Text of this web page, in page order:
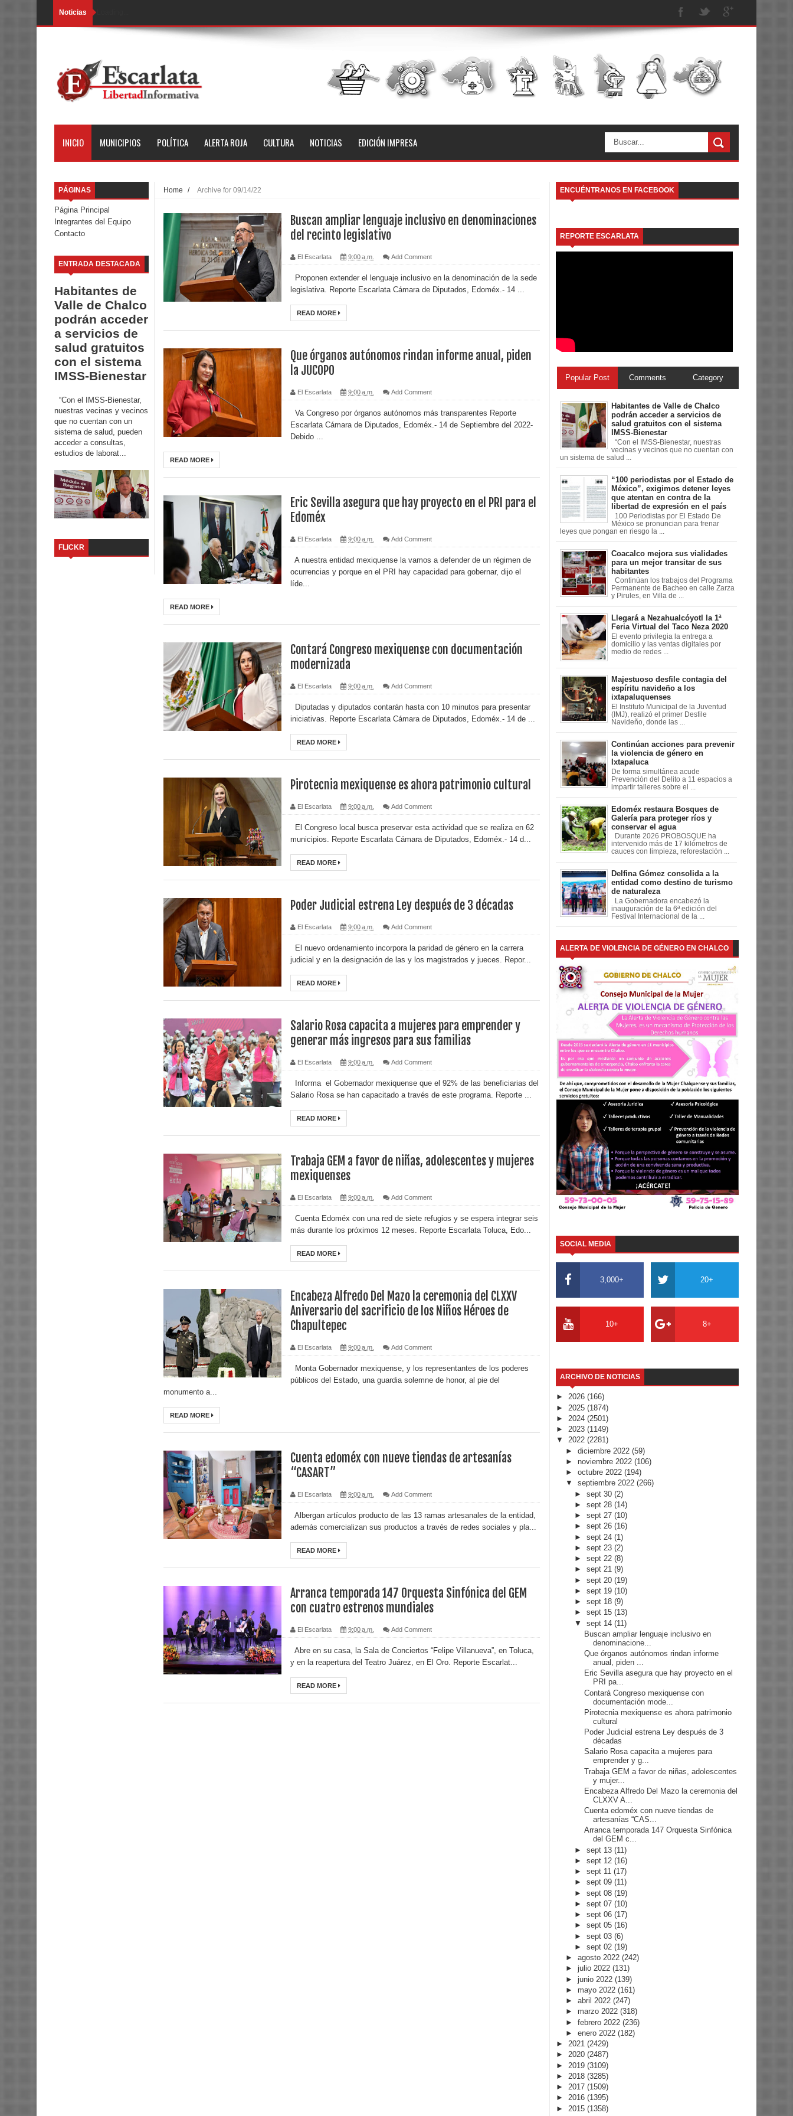
Noticias
INICIO MUNICIPIOS POLÍTICA ALERTA ROJA CULTURA NOTICIAS EDICIÓN IMPRESA
PÁGINAS
Página Principal
Integrantes del Equipo
Contacto
ENTRADA DESTACADA
Habitantes de
Valle de Chalco
podrán acceder
a servicios de
salud gratuitos
con el sistema
IMSS-Bienestar
“Con el IMSS-Bienestar,
nuestras vecinas y vecinos
que no cuentan con un
sistema de salud, pueden
acceder a consultas,
estudios de laborat...
FLICKR
Home / Archive for 09/14/22
Buscan ampliar lenguaje inclusivo en denominaciones
del recinto legislativo
El Escarlata 9:00 a.m. Add Comment
Proponen extender el lenguaje inclusivo en la denominación de la sede
legislativa. Reporte Escarlata Cámara de Diputados, Edoméx.- 14 ...
READ MORE
Que órganos autónomos rindan informe anual, piden
la JUCOPO
El Escarlata 9:00 a.m. Add Comment
Va Congreso por órganos autónomos más transparentes Reporte
Escarlata Cámara de Diputados, Edoméx.- 14 de Septiembre del 2022-
Debido ...
READ MORE
Eric Sevilla asegura que hay proyecto en el PRI para el
Edoméx
El Escarlata 9:00 a.m. Add Comment
A nuestra entidad mexiquense la vamos a defender de un régimen de
ocurrencias y porque en el PRI hay capacidad para gobernar, dijo el
líde...
READ MORE
Contará Congreso mexiquense con documentación
modernizada
El Escarlata 9:00 a.m. Add Comment
Diputadas y diputados contarán hasta con 10 minutos para presentar
iniciativas. Reporte Escarlata Cámara de Diputados, Edoméx.- 14 de ...
READ MORE
Pirotecnia mexiquense es ahora patrimonio cultural
El Escarlata 9:00 a.m. Add Comment
El Congreso local busca preservar esta actividad que se realiza en 62
municipios. Reporte Escarlata Cámara de Diputados, Edoméx.- 14 d...
READ MORE
Poder Judicial estrena Ley después de 3 décadas
El Escarlata 9:00 a.m. Add Comment
El nuevo ordenamiento incorpora la paridad de género en la carrera
judicial y en la designación de las y los magistrados y jueces. Repor...
READ MORE
Salario Rosa capacita a mujeres para emprender y
generar más ingresos para sus familias
El Escarlata 9:00 a.m. Add Comment
Informa el Gobernador mexiquense que el 92% de las beneficiarias del
Salario Rosa se han capacitado a través de este programa. Reporte ...
READ MORE
Trabaja GEM a favor de niñas, adolescentes y mujeres
mexiquenses
El Escarlata 9:00 a.m. Add Comment
Cuenta Edoméx con una red de siete refugios y se espera integrar seis
más durante los próximos 12 meses. Reporte Escarlata Toluca, Edo...
READ MORE
Encabeza Alfredo Del Mazo la ceremonia del CLXXV
Aniversario del sacrificio de los Niños Héroes de
Chapultepec
El Escarlata 9:00 a.m. Add Comment
Monta Gobernador mexiquense, y los representantes de los poderes
públicos del Estado, una guardia solemne de honor, al pie del
monumento a...
READ MORE
Cuenta edoméx con nueve tiendas de artesanías
“CASART”
El Escarlata 9:00 a.m. Add Comment
Albergan artículos producto de las 13 ramas artesanales de la entidad,
además comercializan sus productos a través de redes sociales y pla...
READ MORE
Arranca temporada 147 Orquesta Sinfónica del GEM
con cuatro estrenos mundiales
El Escarlata 9:00 a.m. Add Comment
Abre en su casa, la Sala de Conciertos “Felipe Villanueva”, en Toluca,
y en la reapertura del Teatro Juárez, en El Oro. Reporte Escarlat...
READ MORE
ENCUÉNTRANOS EN FACEBOOK
REPORTE ESCARLATA
Popular Post Comments Category
Habitantes de Valle de Chalco
podrán acceder a servicios de
salud gratuitos con el sistema
IMSS-Bienestar
“Con el IMSS-Bienestar, nuestras
vecinas y vecinos que no cuentan con
un sistema de salud ...
“100 periodistas por el Estado de
México”, exigimos detener leyes
que atentan en contra de la
libertad de expresión en el país
100 Periodistas por El Estado De
México se pronuncian para frenar
leyes que pongan en riesgo la ...
Coacalco mejora sus vialidades
para un mejor transitar de sus
habitantes
Continúan los trabajos del Programa
Permanente de Bacheo en calle Zarza
y Pirules, en Villa de ...
Llegará a Nezahualcóyotl la 1ª
Feria Virtual del Taco Neza 2020
El evento privilegia la entrega a
domicilio y las ventas digitales por
medio de redes ...
Majestuoso desfile contagia del
espíritu navideño a los
ixtapaluquenses
El Instituto Municipal de la Juventud
(IMJ), realizó el primer Desfile
Navideño, donde las ...
Continúan acciones para prevenir
la violencia de género en
Ixtapaluca
De forma simultánea acude
Prevención del Delito a 11 espacios a
impartir talleres sobre el ...
Edoméx restaura Bosques de
Galería para proteger ríos y
conservar el agua
Durante 2026 PROBOSQUE ha
intervenido más de 17 kilómetros de
cauces con limpieza, reforestación ...
Delfina Gómez consolida a la
entidad como destino de turismo
de naturaleza
La Gobernadora encabezó la
inauguración de la 6ª edición del
Festival Internacional de la ...
ALERTA DE VIOLENCIA DE GÉNERO EN CHALCO
SOCIAL MEDIA
3,000+ 20+
10+ 8+
ARCHIVO DE NOTICIAS
► 2026 (166)
► 2025 (1874)
► 2024 (2501)
► 2023 (1149)
▼ 2022 (2281)
► diciembre 2022 (59)
► noviembre 2022 (106)
► octubre 2022 (194)
▼ septiembre 2022 (266)
►sept 30(2)
►sept 28(14)
►sept 27(10)
►sept 26(16)
►sept 24(1)
►sept 23(2)
►sept 22(8)
►sept 21(9)
►sept 20(19)
►sept 19(10)
►sept 18(9)
►sept 15(13)
▼sept 14(11)
Buscan ampliar lenguaje inclusivo en
denominacione...
Que órganos autónomos rindan informe
anual, piden ...
Eric Sevilla asegura que hay proyecto en el
PRI pa...
Contará Congreso mexiquense con
documentación mode...
Pirotecnia mexiquense es ahora patrimonio
cultural
Poder Judicial estrena Ley después de 3
décadas
Salario Rosa capacita a mujeres para
emprender y g...
Trabaja GEM a favor de niñas, adolescentes
y mujer...
Encabeza Alfredo Del Mazo la ceremonia del
CLXXV A...
Cuenta edoméx con nueve tiendas de
artesanías “CAS...
Arranca temporada 147 Orquesta Sinfónica
del GEM c...
►sept 13(11)
►sept 12(16)
►sept 11(17)
►sept 09(11)
►sept 08(19)
►sept 07(10)
►sept 06(17)
►sept 05(16)
►sept 03(6)
►sept 02(19)
► agosto 2022 (242)
► julio 2022 (131)
► junio 2022 (139)
► mayo 2022 (161)
► abril 2022 (247)
► marzo 2022 (318)
► febrero 2022 (236)
► enero 2022 (182)
► 2021 (2429)
► 2020 (2487)
► 2019 (3109)
► 2018 (3285)
► 2017 (1509)
► 2016 (1395)
► 2015 (1358)